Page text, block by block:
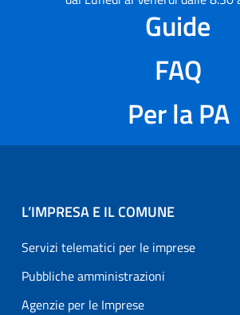
Guide
FAQ
Per la PA
L’IMPRESA E IL COMUNE
Servizi telematici per le imprese
Pubbliche amministrazioni
Agenzie per le Imprese